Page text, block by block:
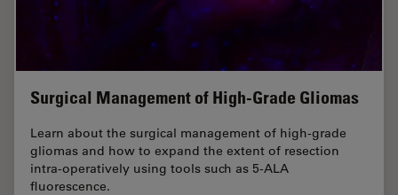
Surgical Management of High-Grade Gliomas
Learn about the surgical management of high-grade
gliomas and how to expand the extent of resection
intra-operatively using tools such as 5-ALA
fluorescence.